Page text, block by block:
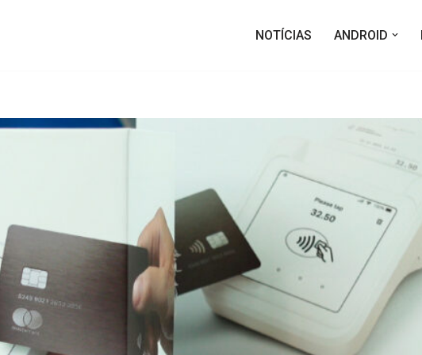
NOTÍCIAS ANDROID